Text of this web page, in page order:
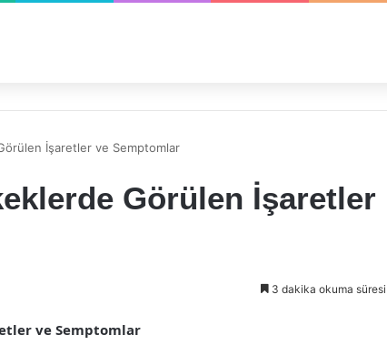
İşaretler ve Semptomlar
Görülen İşaretler
3 dakika okuma süresi
ve Semptomlar